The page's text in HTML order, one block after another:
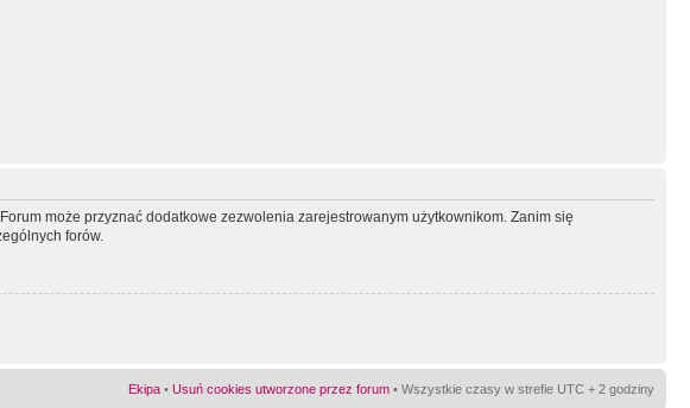
może przyznać dodatkowe zezwolenia zarejestrowanym użytkownikom. Zanim się
forów.
Ekipa • Usuń cookies utworzone przez forum • Wszystkie czasy w strefie UTC + 2 godziny